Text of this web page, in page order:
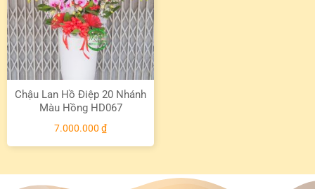
Chậu Lan Hồ Điệp 20 Nhánh
Màu Hồng HD067
7.000.000 ₫